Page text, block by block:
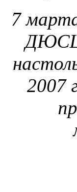
7
ДЮСШ
2007